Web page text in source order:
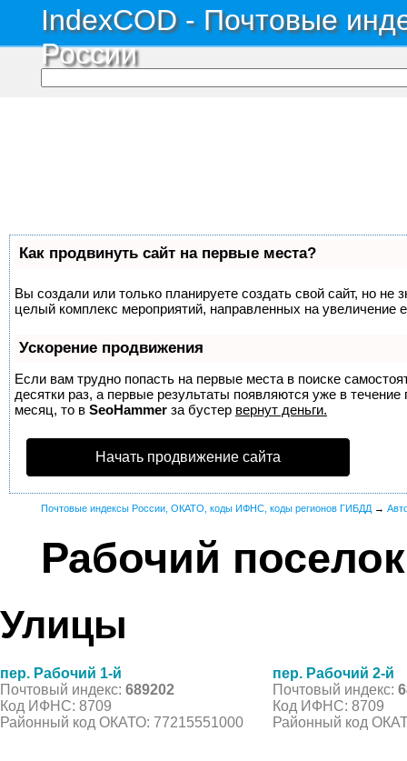
IndexCOD - Почтовые
России
Как продвинуть сайт на первые места?
Вы создали или только планируете создать свой сайт, но не
целый комплекс мероприятий, направленных на увеличение
Ускорение продвижения
Если вам трудно попасть на первые места в поиске
десятки раз, а первые результаты появляются уже в
месяц, то в SeoHammer за бустер вернут деньги.
Начать продвижение сайта
Почтовые индексы России, ОКАТО, коды ИФНС, коды регионов ГИБДД →
Рабочий
Улицы
пер. Рабочий 1-й
Почтовый индекс: 689202
Код ИФНС: 8709
Районный код ОКАТО: 77215551000
пер. Рабочий 2-й
Почтовый индекс:
Код ИФНС: 8709
Районный код